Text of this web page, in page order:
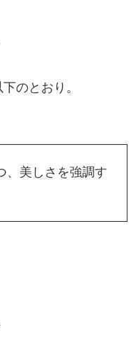
のとおり。
、美しさを強調す